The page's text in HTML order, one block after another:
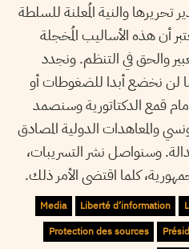
والنية المُعلنة للسلطة
أن هذه الأساليب المُخجلة
والحق في التنظم. ونجدد
لن نخضع أبدا للضغوطات أو
قمع الدكتاتورية وسنصمد
والمعاهدات الدولية المصادق
وسنواصل نشر التسريبات،
كلما اقتضى الأمر ذلك.
Liberté d’information
Media
Protection des sources